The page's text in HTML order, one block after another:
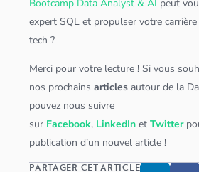
Bootcamp Data Analyst & AI peut
expert SQL et propulser votre carrière
tech ?
Merci pour votre lecture ! Si vous
nos prochainsarticles autour de la
pouvez nous suivre
sur Facebook, LinkedIn etTwitter
publication d’un nouvel article !
PARTAGER CET ARTICLE